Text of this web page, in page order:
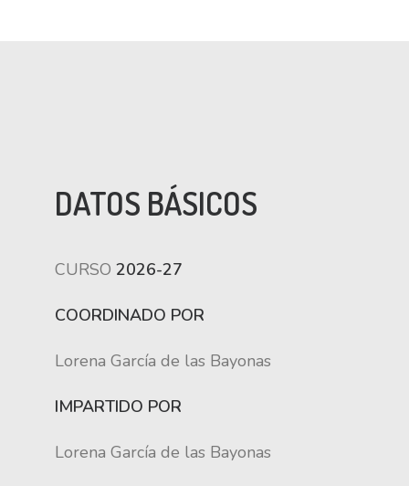
DATOS BÁSICOS
CURSO 2026-27
COORDINADO POR
Lorena García de las Bayonas
IMPARTIDO POR
Lorena García de las Bayonas